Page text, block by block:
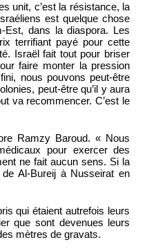
unit, c’est la résistance, la
est quelque chose
Est, dans la diaspora. Les
terrifiant payé pour cette
Israël fait tout pour briser
faire monter la pression
nous pouvons peut-être
peut-être qu’il y aura
va recommencer. C’est le
Ramzy Baroud. « Nous
pour exercer des
ne fait aucun sens. Si la
Al-Bureij à Nusseirat en
qui étaient autrefois leurs
que sont devenues leurs
mètres de gravats.